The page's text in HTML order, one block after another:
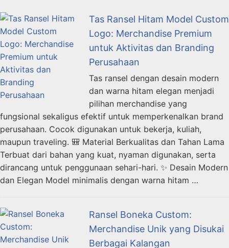
Tas Ransel Hitam Model Custom
Logo: Merchandise Premium
untuk Aktivitas dan Branding
Perusahaan
Tas ransel dengan desain modern
dan warna hitam elegan menjadi
pilihan merchandise yang
fungsional sekaligus efektif untuk memperkenalkan brand
perusahaan. Cocok digunakan untuk bekerja, kuliah,
maupun traveling. 🎒 Material Berkualitas dan Tahan Lama
Terbuat dari bahan yang kuat, nyaman digunakan, serta
dirancang untuk penggunaan sehari-hari. ✨ Desain Modern
dan Elegan Model minimalis dengan warna hitam …
Ransel Boneka Custom:
Merchandise Unik yang Disukai
Berbagai Kalangan